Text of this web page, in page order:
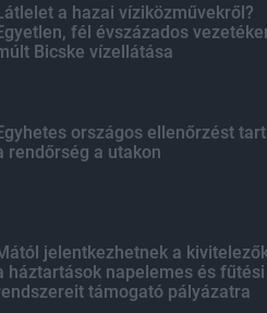
a hazai víziközművekről?
fél évszázados
Bicske vízellátása
országos ellenőrzést tart
rendőrség a utakon
jelentkezhetnek a
háztartások napelemes és fűtési
támogató pályázatra